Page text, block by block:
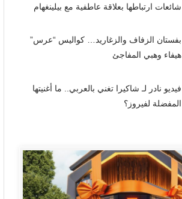
شائعات ارتباطها بعلاقة عاطفية مع بيلينغهام
بفستان الزفاف والزغاريد… كواليس “عرس”
هيفاء وهبي المفاجئ
فيديو نادر لـ شاكيرا تغني بالعربي.. ما أغنيتها
المفضلة لفيروز؟